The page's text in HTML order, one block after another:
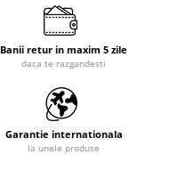
Banii retur in maxim 5 zile
daca te razgandesti
Garantie internationala
la unele produse